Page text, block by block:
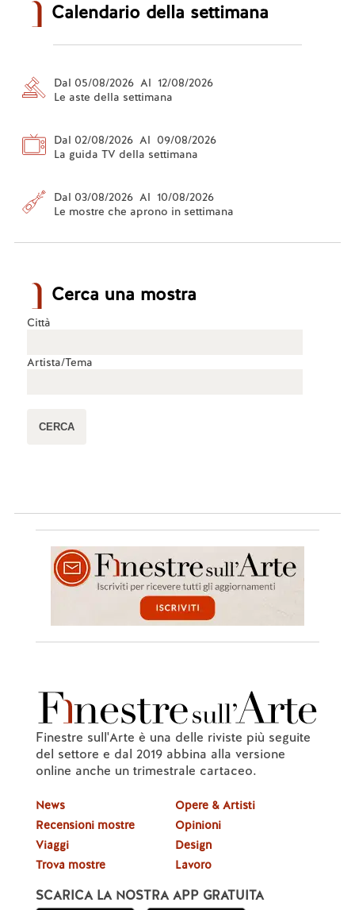
Calendario della settimana
Dal 05/08/2026 Al 12/08/2026
Le aste della settimana
Dal 02/08/2026 Al 09/08/2026
La guida TV della settimana
Dal 03/08/2026 Al 10/08/2026
Le mostre che aprono in settimana
Cerca una mostra
Città
Artista/Tema
Finestre sull'Arte è una delle riviste più seguite
del settore e dal 2019 abbina alla versione
online anche un trimestrale cartaceo.
News
Recensioni mostre
Viaggi
Trova mostre
Opere & Artisti
Opinioni
Design
Lavoro
SCARICA LA NOSTRA APP GRATUITA